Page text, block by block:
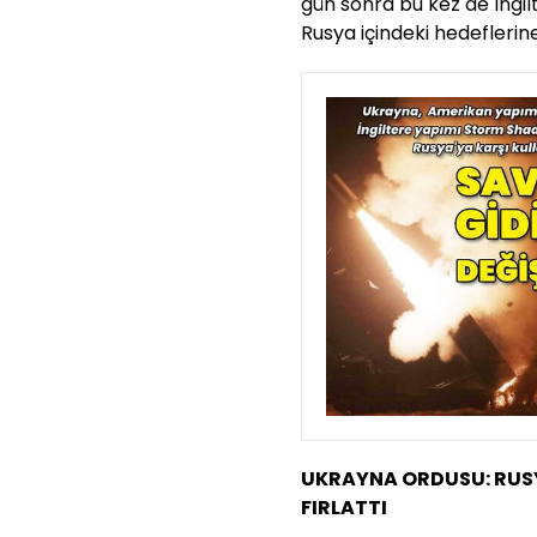
Rusya içindeki
UKRAYNA ORDUSU:
FIRLATTI